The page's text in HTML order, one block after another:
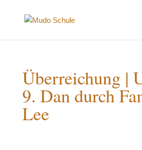
Überreichung |
9. Dan durch
Lee